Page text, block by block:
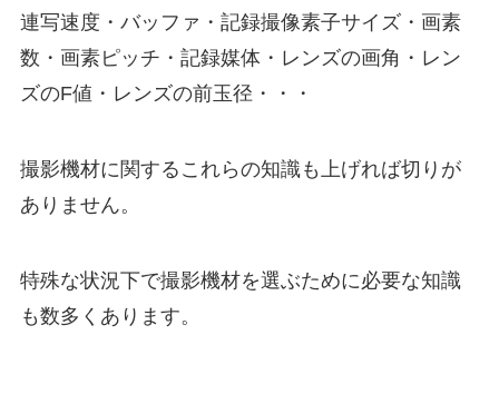
連写速度・バッファ・記録撮像素子サイズ・画素
数・画素ピッチ・記録媒体・レンズの画角・レン
ズのF値・レンズの前玉径・・・
撮影機材に関するこれらの知識も上げれば切りが
ありません。
特殊な状況下で撮影機材を選ぶために必要な知識
も数多くあります。